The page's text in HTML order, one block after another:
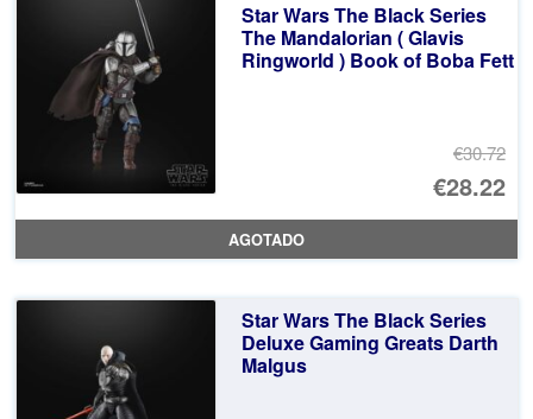
Star Wars The Black Series
The Mandalorian ( Glavis
Ringworld ) Book of Boba Fett
€30.72
El
€28.22
El
AGOTADO
Star Wars The Black Series
Deluxe Gaming Greats Darth
Malgus